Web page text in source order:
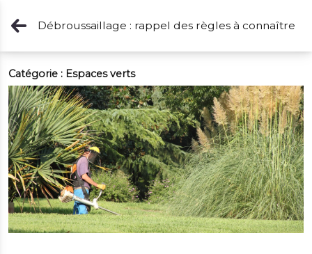
Débroussaillage : rappel des règles à connaître
Catégorie : Espaces verts